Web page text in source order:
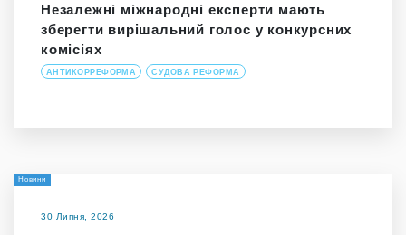
Незалежні міжнародні експерти мають
зберегти вирішальний голос у конкурсних
комісіях
АНТИКОРРЕФОРМА СУДОВА РЕФОРМА
Новини
30 Липня, 2026